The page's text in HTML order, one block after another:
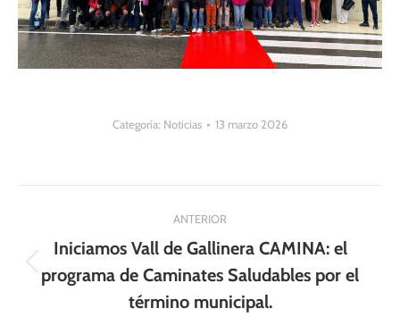
Categoría: Noticias 13 marzo 2026
entre
publicaciones
ANTERIOR
Publicación
anterior:
Iniciamos Vall de Gallinera CAMINA: el
programa de Caminates Saludables por el
término municipal.